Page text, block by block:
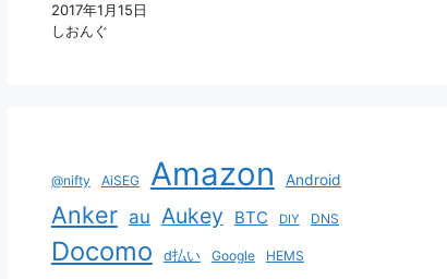
2017年1月15日
しおんぐ
@nifty AiSEG Amazon Android
Anker au Aukey BTC DIY DNS
Docomo d払い Google HEMS